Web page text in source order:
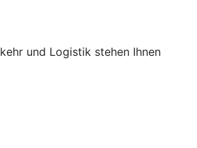
und Logistik stehen Ihnen